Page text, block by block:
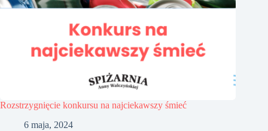
Rozstrzygnięcie konkursu na najciekawszy śmieć
6 maja, 2024